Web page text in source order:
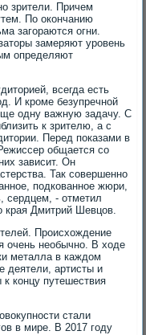
зрители. Причем
По окончанию
загораются огни.
замеряют уровень
определяют
всегда есть
И кроме безупречной
одну важную задачу. С
к зрителю, а с
Перед показами в
общается со
зависит. Он
Так совершенно
подкованное жюри,
сердцем, - отметил
края Дмитрий Шевцов.
Происхождение
очень необычно. В ходе
металла в каждом
деятели, артисты и
концу путешествия
стали
в мире. В 2017 году